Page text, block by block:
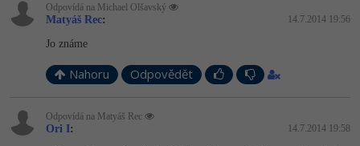
Odpovídá na Michael Olšavský
Matyáš Rec: 14.7.2014 19:56
Jo známe
Nahoru Odpovědět
Odpovídá na Matyáš Rec
Ori I: 14.7.2014 19:58